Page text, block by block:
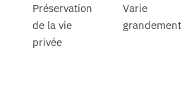
Préservation
de la vie
privée
Varie
grandement